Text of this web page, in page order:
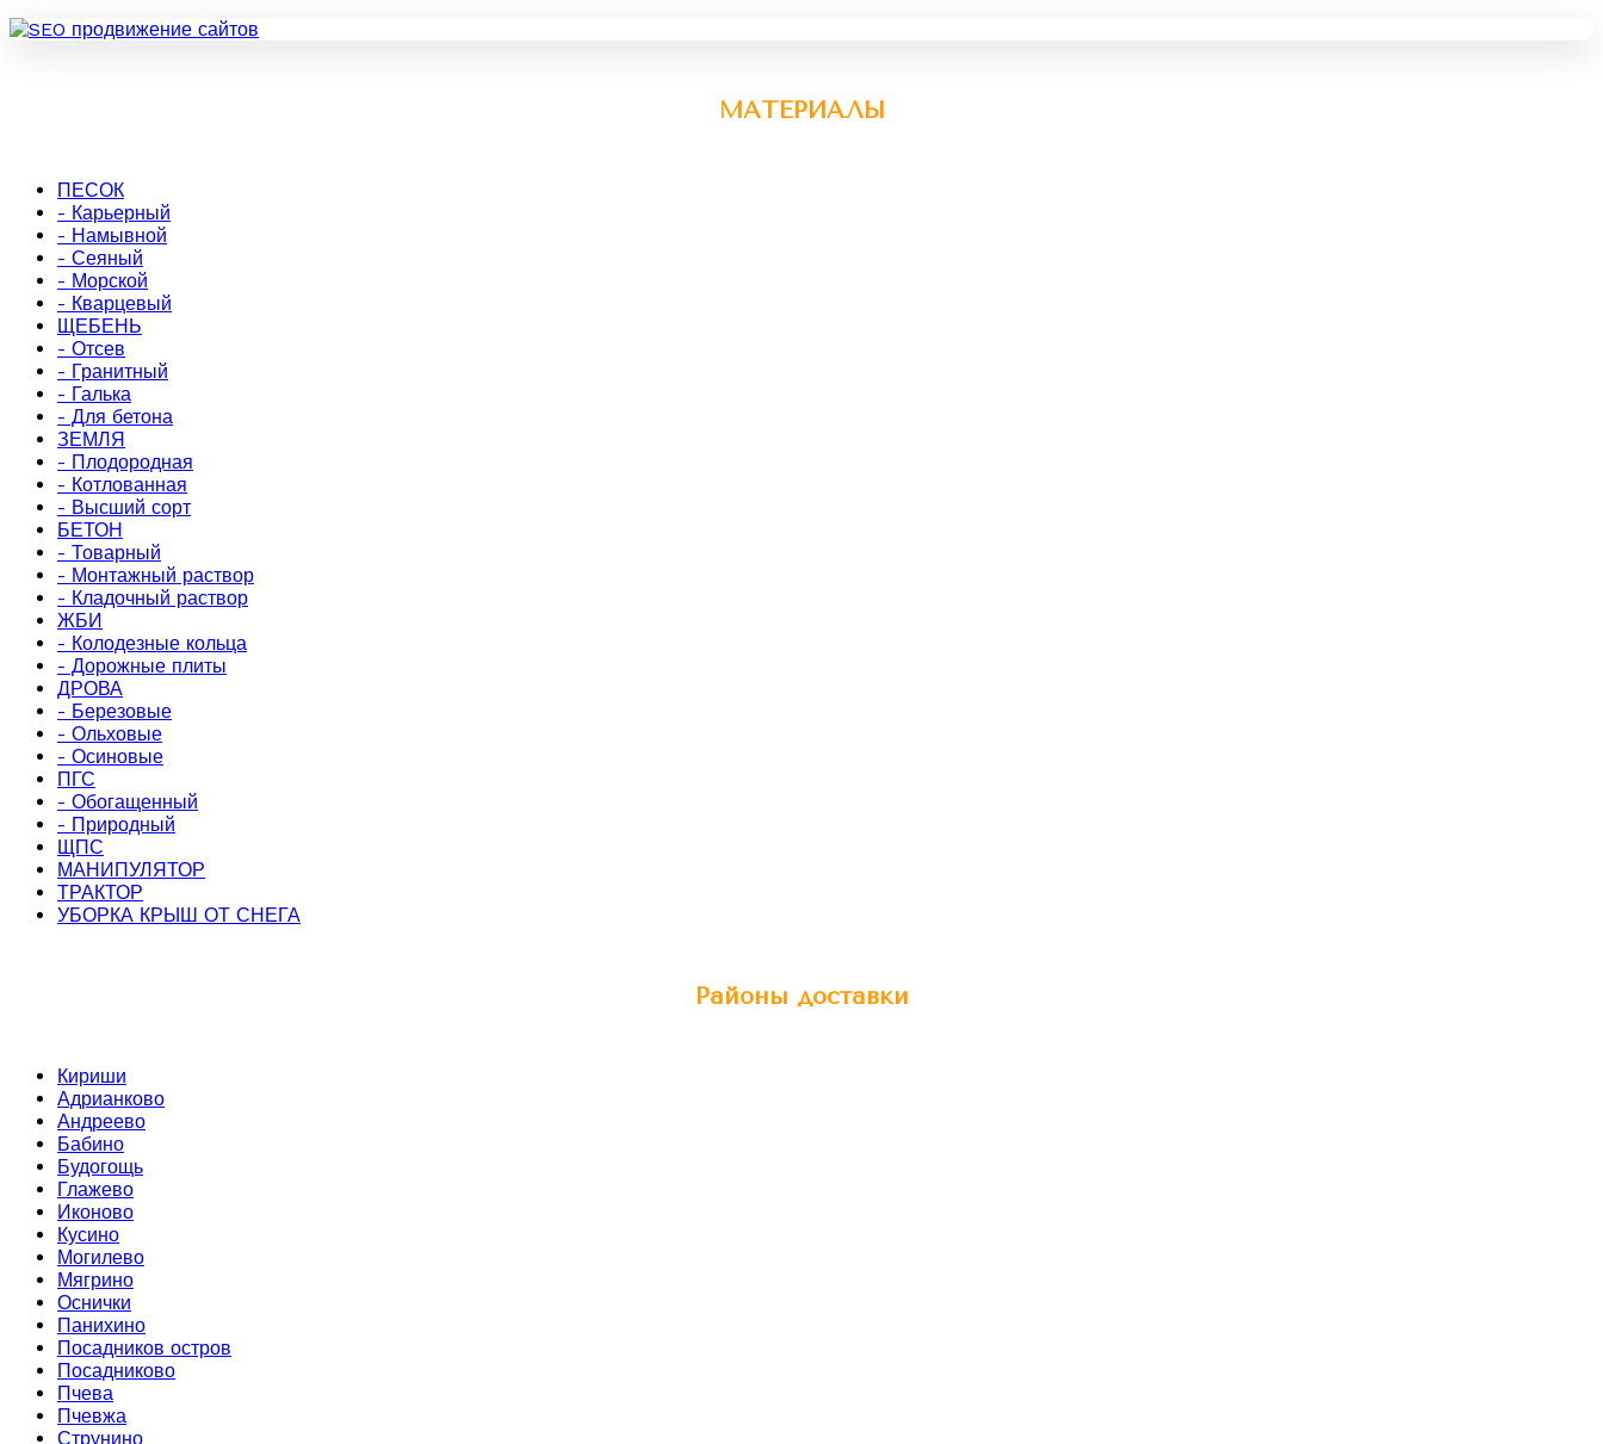
МАТЕРИАЛЫ
ПЕСОК
- Карьерный
- Намывной
- Сеяный
- Морской
- Кварцевый
ЩЕБЕНЬ
- Отсев
- Гранитный
- Галька
- Для бетона
ЗЕМЛЯ
- Плодородная
- Котлованная
- Высший сорт
БЕТОН
- Товарный
- Монтажный раствор
- Кладочный раствор
ЖБИ
- Колодезные кольца
- Дорожные плиты
ДРОВА
- Березовые
- Ольховые
- Осиновые
ПГС
- Обогащенный
- Природный
ЩПС
МАНИПУЛЯТОР
ТРАКТОР
УБОРКА КРЫШ ОТ СНЕГА
Районы доставки
Кириши
Адрианково
Андреево
Бабино
Будогощь
Глажево
Иконово
Кусино
Могилево
Мягрино
Оснички
Панихино
Посадников остров
Посадниково
Пчева
Пчевжа
Струнино